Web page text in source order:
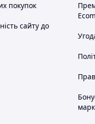
покупок
сайту до